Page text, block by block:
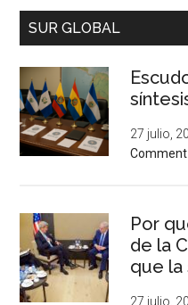
SUR GLOBAL
27 julio,
Comment
Por
de la
que la
27 julio,